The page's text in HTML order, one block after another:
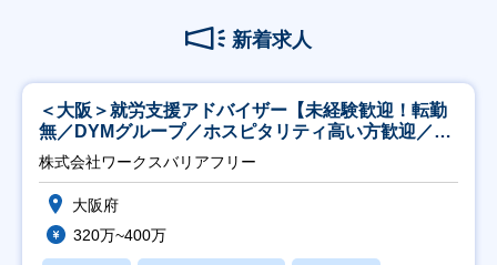
新着求人
＜大阪＞就労支援アドバイザー【未経験歓迎！転勤
無／DYMグループ／ホスピタリティ高い方歓迎／土
日祝】
株式会社ワークスバリアフリー
大阪府
320万~400万